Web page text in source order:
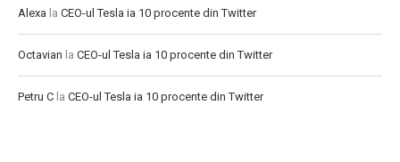
Alexa la CEO-ul Tesla ia 10 procente din Twitter
Octavian la CEO-ul Tesla ia 10 procente din Twitter
Petru C la CEO-ul Tesla ia 10 procente din Twitter